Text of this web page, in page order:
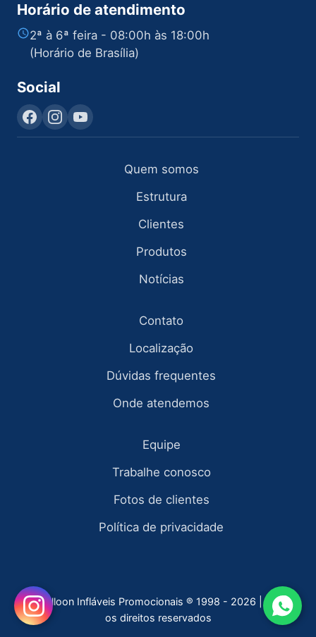
Horário de atendimento
2ª à 6ª feira - 08:00h às 18:00h
(Horário de Brasília)
Social
Quem somos
Estrutura
Clientes
Produtos
Notícias
Contato
Localização
Dúvidas frequentes
Onde atendemos
Equipe
Trabalhe conosco
Fotos de clientes
Política de privacidade
Fly Balloon Infláveis Promocionais ® 1998 - 2026 | todos
os direitos reservados